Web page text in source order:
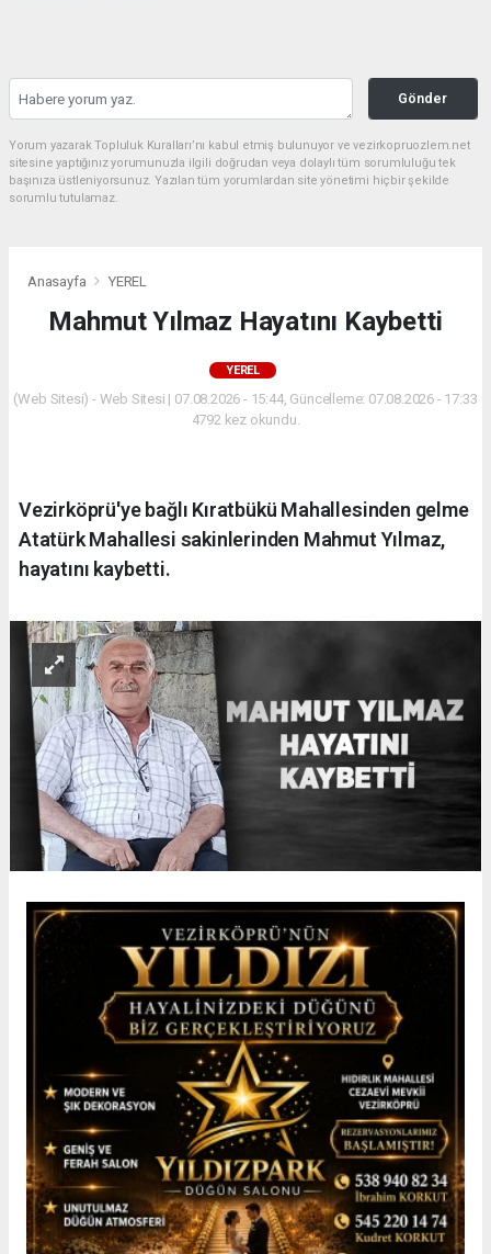
Gönder
Yorum yazarak Topluluk Kuralları’nı kabul etmiş bulunuyor ve vezirkopruozlem.net
sitesine yaptığınız yorumunuzla ilgili doğrudan veya dolaylı tüm sorumluluğu tek
başınıza üstleniyorsunuz. Yazılan tüm yorumlardan site yönetimi hiçbir şekilde
sorumlu tutulamaz.
Anasayfa YEREL
Mahmut Yılmaz Hayatını Kaybetti
YEREL
(Web Sitesi) - Web Sitesi | 07.08.2026 - 15:44, Güncelleme: 07.08.2026 - 17:33
4792 kez okundu.
Vezirköprü'ye bağlı Kıratbükü Mahallesinden gelme
Atatürk Mahallesi sakinlerinden Mahmut Yılmaz,
hayatını kaybetti.